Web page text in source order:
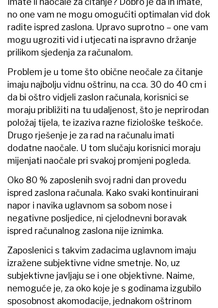
no one vam ne mogu omogućiti optimalan vid dok
radite ispred zaslona. Upravo suprotno – one vam
mogu ugroziti vid i utjecati na ispravno držanje
prilikom sjedenja za računalom.
Problem je u tome što obične neočale za čitanje
imaju najbolju vidnu oštrinu, na cca. 30 do 40 cm i
da bi oštro vidjeli zaslon računala, korisnici se
moraju približiti na tu udaljenost, što je neprirodan
položaj tijela, te izaziva razne fiziološke teškoće.
Drugo rješenje je za rad na računalu imati
dodatne naočale. U tom slučaju korisnici moraju
mijenjati naočale pri svakoj promjeni pogleda.
Oko 80 % zaposlenih svoj radni dan provedu
ispred zaslona računala. Kako svaki kontinuirani
napor i navika uglavnom sa sobom nose i
negativne posljedice, ni cjelodnevni boravak
ispred računalnog zaslona nije iznimka.
Zaposlenici s takvim zadacima uglavnom imaju
izražene subjektivne vidne smetnje. No, uz
subjektivne javljaju se i one objektivne. Naime,
nemoguće je, za oko koje je s godinama izgubilo
sposobnost akomodacije, jednakom oštrinom